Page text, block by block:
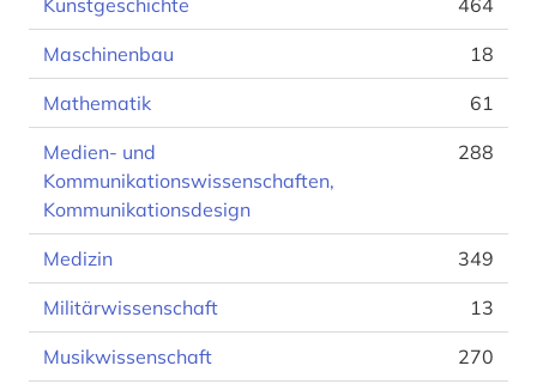
Kunstgeschichte 464
Maschinenbau 18
Mathematik 61
Medien- und
Kommunikationswissenschaften,
Kommunikationsdesign
288
Medizin 349
Militärwissenschaft 13
Musikwissenschaft 270